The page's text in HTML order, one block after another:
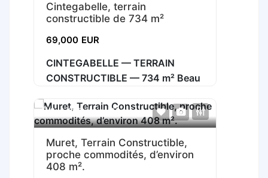
Cintegabelle, terrain
constructible de 734 m²
69,000 EUR
CINTEGABELLE — TERRAIN
CONSTRUCTIBLE — 734 m² Beau
A Vendre
Sud de Toulouse, Muret
Muret, Terrain Constructible,
proche commodités, d’environ
408 m².